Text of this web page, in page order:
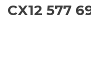
CX12 577